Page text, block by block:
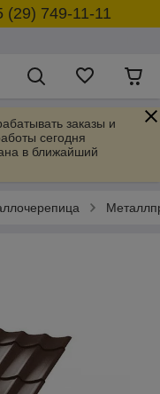
(29) 749-11-11
заказы и
сегодня
в ближайший